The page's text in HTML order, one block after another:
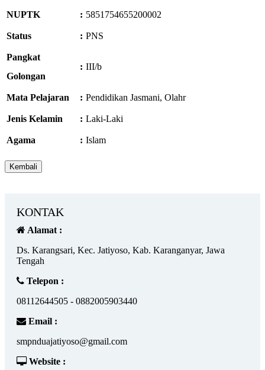
NUPTK : 5851754655200002
Status : PNS
Pangkat
Golongan
: III/b
Mata Pelajaran : Pendidikan Jasmani, Olahr
Jenis Kelamin : Laki-Laki
Agama : Islam
KONTAK
Alamat :
Ds. Karangsari, Kec. Jatiyoso, Kab. Karanganyar, Jawa
Tengah
Telepon :
08112644505 - 0882005903440
Email :
smpnduajatiyoso@gmail.com
Website :